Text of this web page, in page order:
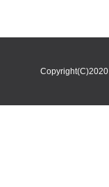
Copyright(C)2020